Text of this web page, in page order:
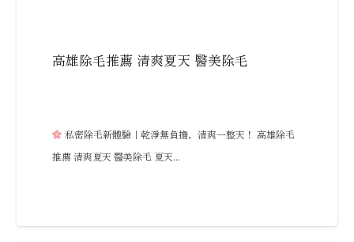
高雄除毛推薦 清爽夏天 醫美除毛
私密除毛新體驗｜乾淨無負擔，清爽一整天！ 高雄除毛
推薦 清爽夏天 醫美除毛 夏天...